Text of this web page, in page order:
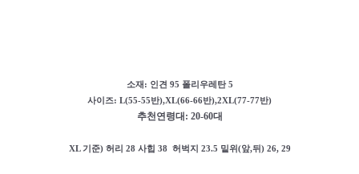
소재: 인견 95 폴리우레탄 5
사이즈: L(55-55반),XL(66-66반),2XL(77-77반)
추천연령대: 20-60대
XL 기준) 허리 28 사힙 38 허벅지 23.5 밑위(앞,뒤) 26, 29